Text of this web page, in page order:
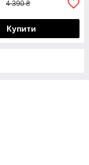
4 390 ₴
Купити